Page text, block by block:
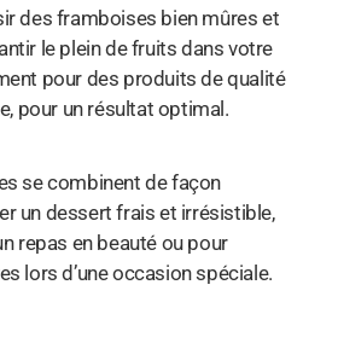
des framboises bien mûres et
le plein de fruits dans votre
pour des produits de qualité
pour un résultat optimal.
se combinent de façon
un dessert frais et irrésistible,
repas en beauté ou pour
lors d’une occasion spéciale.